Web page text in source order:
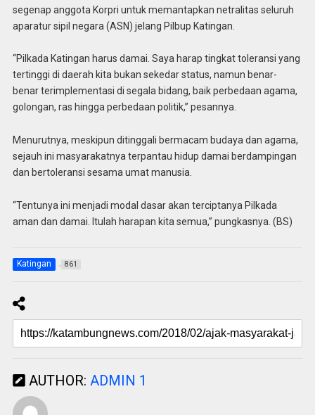
segenap anggota Korpri untuk memantapkan netralitas seluruh
aparatur sipil negara (ASN) jelang Pilbup Katingan.
“Pilkada Katingan harus damai. Saya harap tingkat toleransi yang
tertinggi di daerah kita bukan sekedar status, namun benar-
benar terimplementasi di segala bidang, baik perbedaan agama,
golongan, ras hingga perbedaan politik,” pesannya.
Menurutnya, meskipun ditinggali bermacam budaya dan agama,
sejauh ini masyarakatnya terpantau hidup damai berdampingan
dan bertoleransi sesama umat manusia.
“Tentunya ini menjadi modal dasar akan terciptanya Pilkada
aman dan damai. Itulah harapan kita semua,” pungkasnya. (BS)
Katingan 861
AUTHOR: ADMIN 1